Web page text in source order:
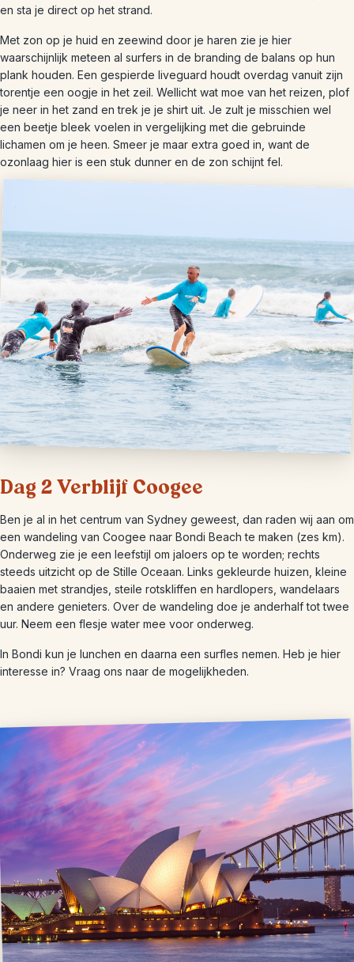
en sta je direct op het strand.
Met zon op je huid en zeewind door je haren zie je hier
waarschijnlijk meteen al surfers in de branding de balans op hun
plank houden. Een gespierde liveguard houdt overdag vanuit zijn
torentje een oogje in het zeil. Wellicht wat moe van het reizen, plof
je neer in het zand en trek je je shirt uit. Je zult je misschien wel
een beetje bleek voelen in vergelijking met die gebruinde
lichamen om je heen. Smeer je maar extra goed in, want de
ozonlaag hier is een stuk dunner en de zon schijnt fel.
Dag 2 Verblijf Coogee
Ben je al in het centrum van Sydney geweest, dan raden wij aan om
een wandeling van Coogee naar Bondi Beach te maken (zes km).
Onderweg zie je een leefstijl om jaloers op te worden; rechts
steeds uitzicht op de Stille Oceaan. Links gekleurde huizen, kleine
baaien met strandjes, steile rotskliffen en hardlopers, wandelaars
en andere genieters. Over de wandeling doe je anderhalf tot twee
uur. Neem een flesje water mee voor onderweg.
In Bondi kun je lunchen en daarna een surfles nemen. Heb je hier
interesse in? Vraag ons naar de mogelijkheden.